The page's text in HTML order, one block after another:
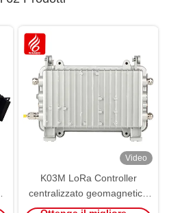
Video
K03M LoRa Controller
centralizzato geomagnetico
esterno PGS